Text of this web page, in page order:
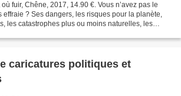
fuir, Chêne, 2017, 14.90 €. Vous n’avez pas le
effraie ? Ses dangers, les risques pour la planète,
les catastrophes plus ou moins naturelles, les
caricatures politiques et